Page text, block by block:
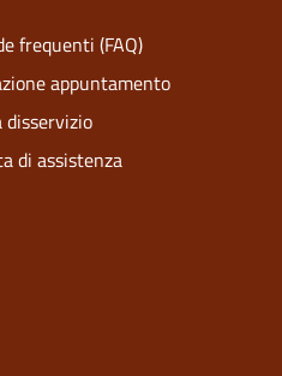
frequenti (FAQ)
appuntamento
disservizio
di assistenza